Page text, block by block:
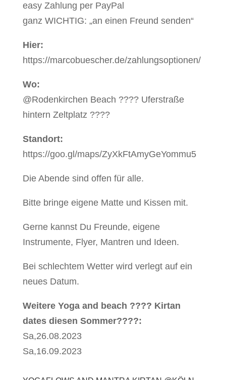
easy Zahlung per PayPal
ganz WICHTIG: „an einen Freund senden“
Hier:
https://marcobuescher.de/zahlungsoptionen/
Wo:
@Rodenkirchen Beach ???? Uferstraße
hintern Zeltplatz ????
Standort:
https://goo.gl/maps/ZyXkFtAmyGeYommu5
Die Abende sind offen für alle.
Bitte bringe eigene Matte und Kissen mit.
Gerne kannst Du Freunde, eigene
Instrumente, Flyer, Mantren und Ideen.
Bei schlechtem Wetter wird verlegt auf ein
neues Datum.
Weitere Yoga and beach ???? Kirtan
dates diesen Sommer????:
Sa,26.08.2023
Sa,16.09.2023